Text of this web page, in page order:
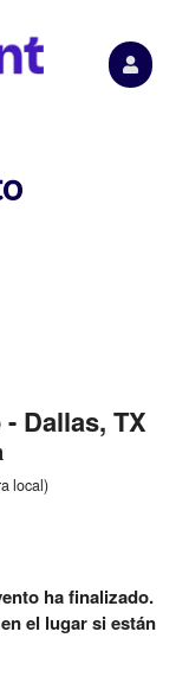
Dallas, TX
local)
ha finalizado.
el lugar si están